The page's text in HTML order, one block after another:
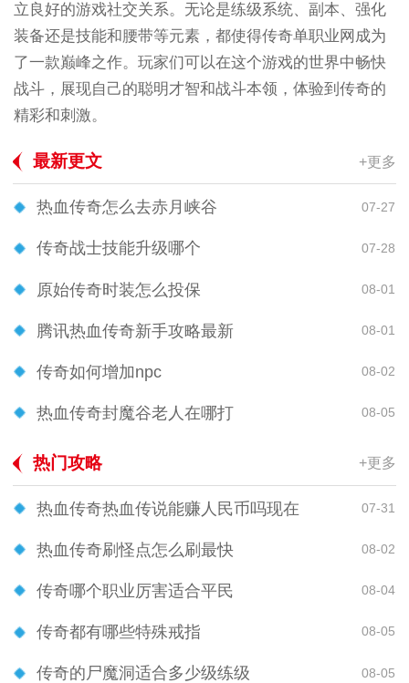
立良好的游戏社交关系。无论是练级系统、副本、强化
装备还是技能和腰带等元素，都使得传奇单职业网成为
了一款巅峰之作。玩家们可以在这个游戏的世界中畅快
战斗，展现自己的聪明才智和战斗本领，体验到传奇的
精彩和刺激。
最新更文 +更多
热血传奇怎么去赤月峡谷 07-27
传奇战士技能升级哪个 07-28
原始传奇时装怎么投保 08-01
腾讯热血传奇新手攻略最新 08-01
传奇如何增加npc 08-02
热血传奇封魔谷老人在哪打 08-05
热门攻略 +更多
热血传奇热血传说能赚人民币吗现在 07-31
热血传奇刷怪点怎么刷最快 08-02
传奇哪个职业厉害适合平民 08-04
传奇都有哪些特殊戒指 08-05
传奇的尸魔洞适合多少级练级 08-05